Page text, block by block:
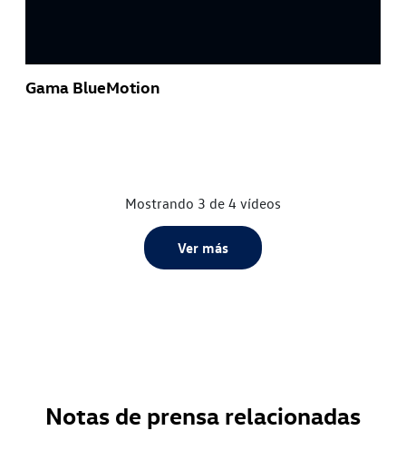
Gama BlueMotion
Mostrando 3 de 4 vídeos
Ver más
Notas de prensa relacionadas